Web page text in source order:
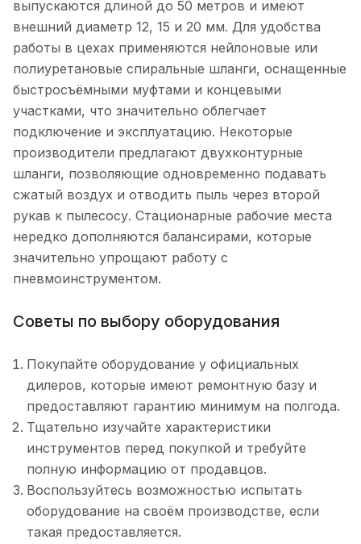
выпускаются длиной до 50 метров и имеют
внешний диаметр 12, 15 и 20 мм. Для удобства
работы в цехах применяются нейлоновые или
полиуретановые спиральные шланги, оснащенные
быстросъёмными муфтами и концевыми
участками, что значительно облегчает
подключение и эксплуатацию. Некоторые
производители предлагают двухконтурные
шланги, позволяющие одновременно подавать
сжатый воздух и отводить пыль через второй
рукав к пылесосу. Стационарные рабочие места
нередко дополняются балансирами, которые
значительно упрощают работу с
пневмоинструментом.
Советы по выбору оборудования
Покупайте оборудование у официальных
дилеров, которые имеют ремонтную базу и
предоставляют гарантию минимум на полгода.
Тщательно изучайте характеристики
инструментов перед покупкой и требуйте
полную информацию от продавцов.
Воспользуйтесь возможностью испытать
оборудование на своём производстве, если
такая предоставляется.